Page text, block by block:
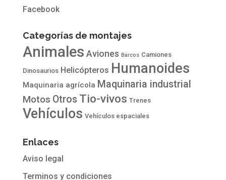
Facebook
Categorías de montajes
Animales Aviones Barcos Camiones
Dinosaurios Helicópteros Humanoides
Maquinaria agrícola Maquinaria industrial
Motos Otros Tio-vivos Trenes
Vehículos Vehículos espaciales
Enlaces
Aviso legal
Terminos y condiciones